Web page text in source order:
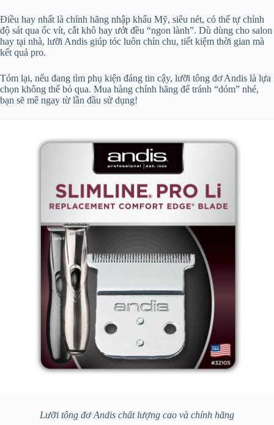
Điều hay nhất là chính hãng nhập khẩu Mỹ, siêu nét, có thể tự chỉnh
độ sát qua ốc vít, cắt khô hay ướt đều “ngon lành”. Dù dùng cho salon
hay tại nhà, lưỡi Andis giúp tóc luôn chỉn chu, tiết kiệm thời gian mà
kết quả pro.
Tóm lại, nếu đang tìm phụ kiện đáng tin cậy, lưỡi tông đơ Andis là lựa
chọn không thể bỏ qua. Mua hàng chính hãng để tránh “dỏm” nhé,
bạn sẽ mê ngay từ lần đầu sử dụng!
Lưỡi tông đơ Andis chất lượng cao và chính hãng